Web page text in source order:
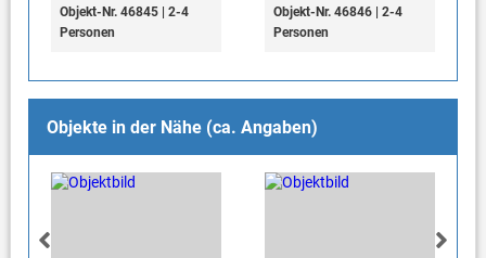
Objekt-Nr. 46845 | 2-4
Personen
Objekt-Nr. 46846 | 2-4
Personen
Objekte in der Nähe (ca. Angaben)